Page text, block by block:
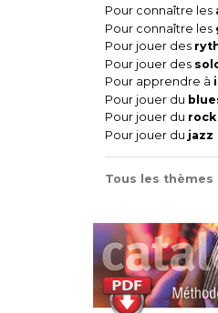
Pour connaître les
Pour connaître les
Pour jouer des
Pour jouer des
Pour apprendre à
Pour jouer du
Pour jouer du rock
Pour jouer du jazz
Tous les thèmes